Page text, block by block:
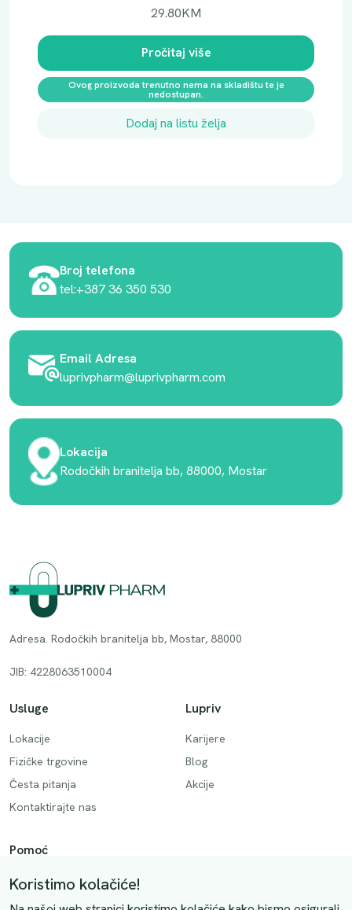
29.80KM
Pročitaj više
Ovog proizvoda trenutno nema na skladištu te je
nedostupan.
Dodaj na listu želja
Broj telefona
tel:+387 36 350 530
Email Adresa
luprivpharm@luprivpharm.com
Lokacija
Rodočkih branitelja bb, 88000, Mostar
Adresa. Rodočkih branitelja bb, Mostar, 88000
JIB: 4228063510004
Usluge
Lokacije
Fizičke trgovine
Česta pitanja
Kontaktirajte nas
Lupriv
Karijere
Blog
Akcije
Pomoć
Način plaćanja
Dostava
Koristimo kolačiće!